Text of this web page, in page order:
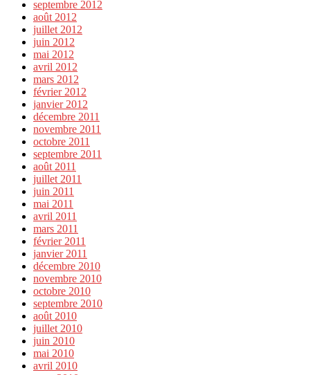
septembre 2012
août 2012
juillet 2012
juin 2012
mai 2012
avril 2012
mars 2012
février 2012
janvier 2012
décembre 2011
novembre 2011
octobre 2011
septembre 2011
août 2011
juillet 2011
juin 2011
mai 2011
avril 2011
mars 2011
février 2011
janvier 2011
décembre 2010
novembre 2010
octobre 2010
septembre 2010
août 2010
juillet 2010
juin 2010
mai 2010
avril 2010